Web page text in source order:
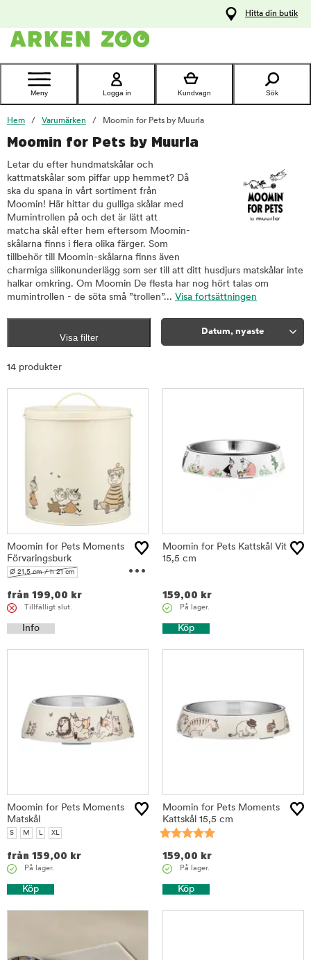
Kontakta
Hitta din butik
Meny Logga in Kundvagn Sök
Hem Varumärken Moomin for Pets by Muurla
Moomin for Pets by Muurla
Letar du efter hundmatskålar och
kattmatskålar som piffar upp hemmet? Då
ska du spana in vårt sortiment från
Moomin! Här hittar du gulliga skålar med
Mumintrollen på och det är lätt att
matcha skål efter hem eftersom Moomin-
skålarna finns i flera olika färger. Som
tillbehör till Moomin-skålarna finns även
charmiga silikonunderlägg som ser till att ditt husdjurs matskålar inte
halkar omkring. Om Moomin De flesta har nog hört talas om
mumintrollen - de söta små ”trollen”... Visa fortsättningen
Visa filter
Datum, nyaste
14 produkter
Moomin for Pets Moments
Förvaringsburk
Ø 21,5 cm / h 21 cm
...
från 199,00 kr
Tillfälligt slut.
Info
Moomin for Pets Kattskål Vit
15,5 cm
159,00 kr
På lager.
Köp
Moomin for Pets Moments
Matskål
S M L XL
från 159,00 kr
På lager.
Köp
Moomin for Pets Moments
Kattskål 15,5 cm
159,00 kr
På lager.
Köp